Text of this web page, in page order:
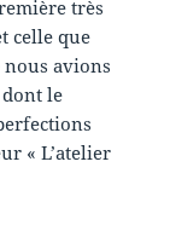
très
celle que
avions
le
« L’atelier